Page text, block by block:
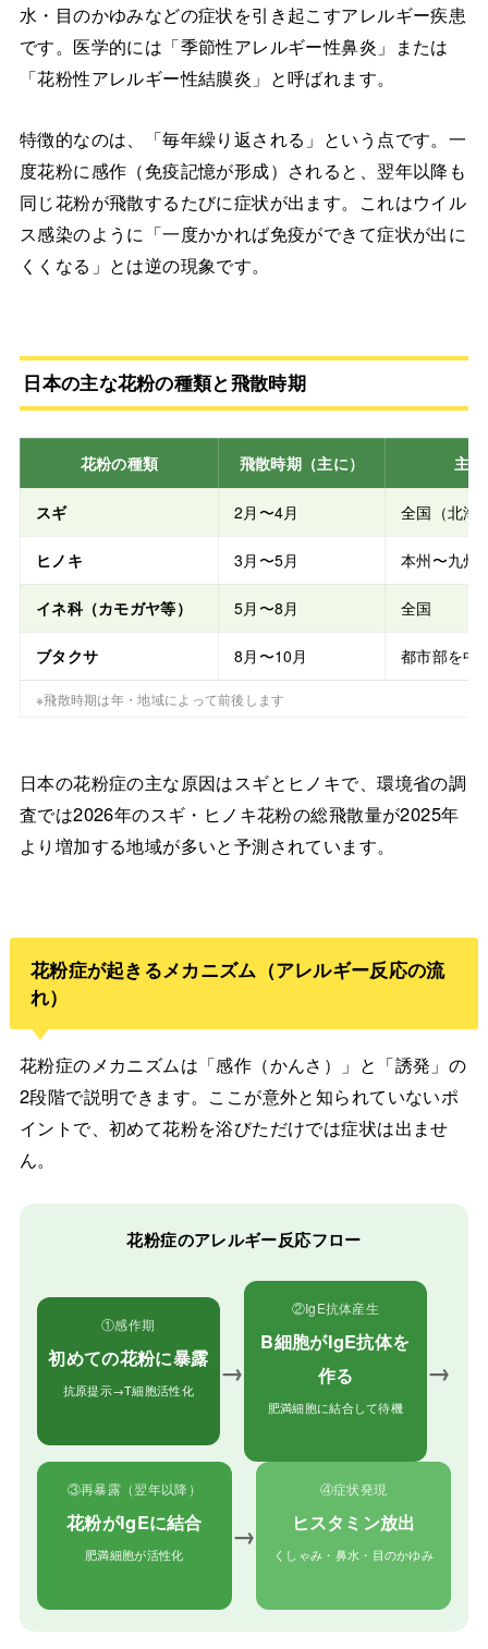
水・目のかゆみなどの症状を引き起こすアレルギー疾患
です。医学的には「季節性アレルギー性鼻炎」または
「花粉性アレルギー性結膜炎」と呼ばれます。
特徴的なのは、「毎年繰り返される」という点です。一
度花粉に感作（免疫記憶が形成）されると、翌年以降も
同じ花粉が飛散するたびに症状が出ます。これはウイル
ス感染のように「一度かかれば免疫ができて症状が出に
くくなる」とは逆の現象です。
日本の主な花粉の種類と飛散時期
花粉の種類 飛散時期（主に） 主
スギ 2月〜4月 全国（北海
ヒノキ 3月〜5月 本州〜九州
イネ科（カモガヤ等） 5月〜8月 全国
ブタクサ 8月〜10月 都市部を中
※飛散時期は年・地域によって前後します
日本の花粉症の主な原因はスギとヒノキで、環境省の調
査では2026年のスギ・ヒノキ花粉の総飛散量が2025年
より増加する地域が多いと予測されています。
花粉症が起きるメカニズム（アレルギー反応の流
れ）
花粉症のメカニズムは「感作（かんさ）」と「誘発」の
2段階で説明できます。ここが意外と知られていないポ
イントで、初めて花粉を浴びただけでは症状は出ませ
ん。
花粉症のアレルギー反応フロー
①感作期
初めての花粉に暴露
抗原提示→T細胞活性化
→
②IgE抗体産生
B細胞がIgE抗体を
作る
肥満細胞に結合して待機
→
③再暴露（翌年以降）
花粉がIgEに結合
肥満細胞が活性化
→
④症状発現
ヒスタミン放出
くしゃみ・鼻水・目のかゆみ